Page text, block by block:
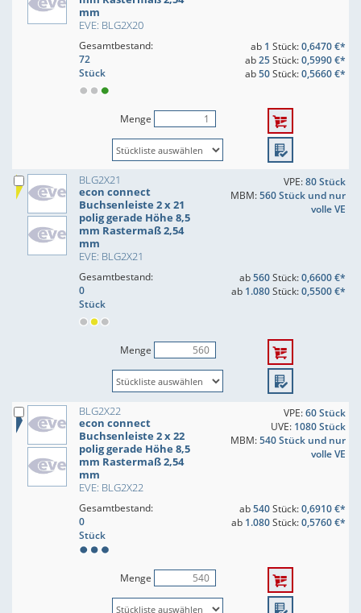
mm
EVE: BLG2X20
Gesamtbestand:
72
Stück
ab 1 Stück:0,6470 €*
ab25Stück:0,5990 €*
ab50Stück:0,5660 €*
Menge
BLG2X21
econ connect
Buchsenleiste 2 x 21
polig gerade Höhe 8,5
mm Rastermaß 2,54
mm
EVE: BLG2X21
VPE:80 Stück
MBM:560 Stück und nur
volle VE
Gesamtbestand:
0
Stück
ab560Stück:0,6600 €*
ab 1.080Stück:0,5500 €*
Menge
BLG2X22
econ connect
Buchsenleiste 2 x 22
polig gerade Höhe 8,5
mm Rastermaß 2,54
mm
EVE: BLG2X22
VPE:60 Stück
UVE: 1080 Stück
MBM:540 Stück und nur
volle VE
Gesamtbestand:
0
Stück
ab540Stück:0,6910 €*
ab 1.080Stück:0,5760 €*
Menge